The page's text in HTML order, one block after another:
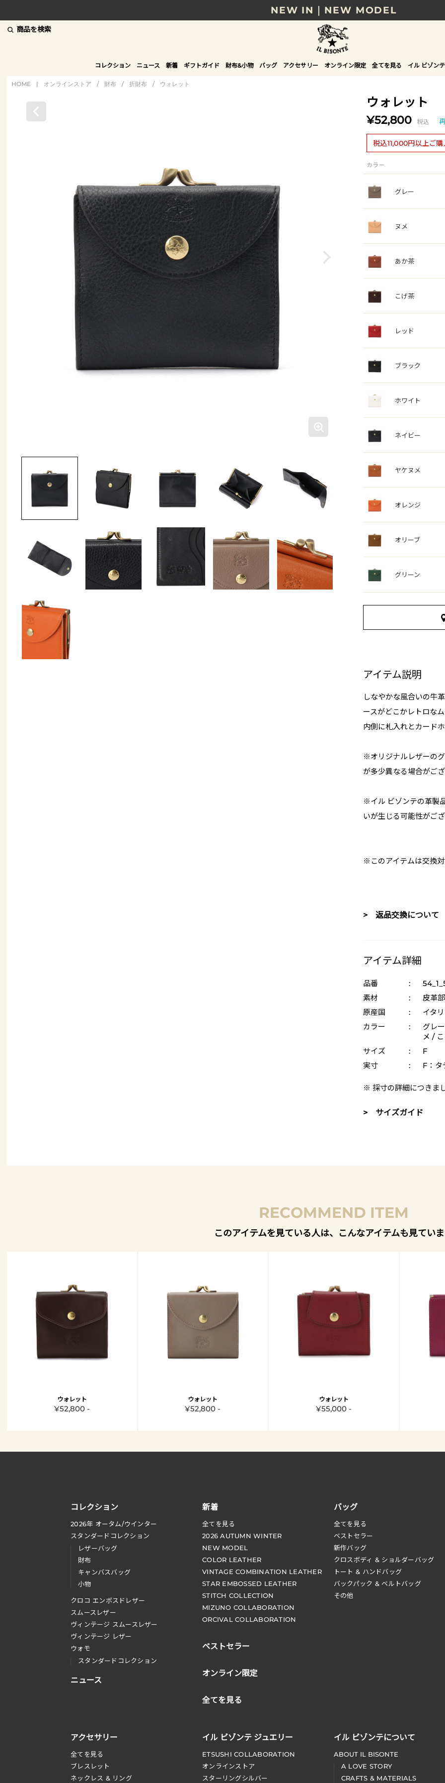
8/17(月)10時まで｜税込11,000円以上で送料無
贈る相手やシーンから選べる、新しいギフトガ
NEW IN｜COLOR LEATHER
商品を検索
コレクション ニュース 新着 ギフトガイド 財布&小物 バッグ アクセサリー オンライン限定 全てを見る イル ビゾン
HOME | オンラインストア / 財布 / 折財布 / ウォレット
ウォレット
¥52,800 税込
税込11,000円以上ご
カラー
グレー
ヌメ
あか茶
こげ茶
レッド
ブラック
ホワイト
ネイビー
ヤケヌメ
オレンジ
オリーブ
グリーン
アイテム説明
しなやかな風合いの牛
ースがどこかレトロな
内側に札入れとカード
※オリジナルレザーの
が多少異なる場合がご
※イル ビゾンテの革製
いが生じる可能性がご
※このアイテムは交換
> 返品交換について
アイテム詳細
品番 :
素材
:
皮革
原産国
:
イタ
カラー
:
グレ
メ /
サイズ
:
F
実寸
: F：タ
※ 採寸の詳細につきま
> サイズガイド
RECOMMEND ITEM
このアイテムを見ている人は、こんなアイテムも見てい
ウォレット
¥52,800 -
ウォレット
¥52,800 -
ウォレット
¥55,000 -
コレクション
2026年 オータム/ウインター
スタンダードコレクション
レザーバッグ
財布
キャンバスバッグ
小物
クロコ エンボスドレザー
スムースレザー
ヴィンテージ スムースレザー
ヴィンテージ レザー
ウォモ
スタンダードコレクション
ニュース
新着
全てを見る
2026 AUTUMN WINTER
NEW MODEL
COLOR LEATHER
VINTAGE COMBINATION LEATHER
STAR EMBOSSED LEATHER
STITCH COLLECTION
MIZUNO COLLABORATION
ORCIVAL COLLABORATION
ベストセラー
オンライン限定
全てを見る
バッグ
全てを見る
ベストセラー
新作バッグ
クロスボディ & ショルダーバッグ
トート & ハンドバッグ
バックパック & ベルトバッグ
その他
アクセサリー
全てを見る
ブレスレット
ネックレス & リング
イル ビゾンテ ジュエリー
ETSUSHI COLLABORATION
オンラインストア
スターリングシルバー
イル ビゾンテについて
ABOUT IL BISONTE
A LOVE STORY
CRAFTS & MATERIALS